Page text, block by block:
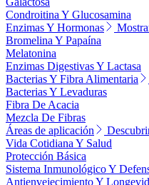
Condroitina Y Glucosamina
Enzimas Y Hormonas
Bromelina Y Papaína
Melatonina
Enzimas Digestivas Y Lactasa
Bacterias Y Fibra Alimentaria
Bacterias Y Levaduras
Fibra De Acacia
Mezcla De Fibras
Áreas de aplicación
Vida Cotidiana Y Salud
Protección Básica
Sistema Inmunológico Y
Antienvejecimiento Y